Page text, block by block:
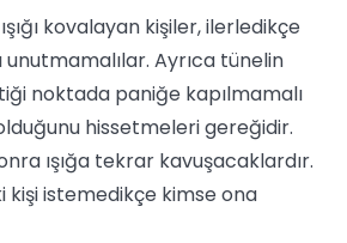
kovalayan kişiler, ilerledikçe
unutmamalılar. Ayrıca tünelin
noktada paniğe kapılmamalı
hissetmeleri gereğidir.
ışığa tekrar kavuşacaklardır.
kişi istemedikçe kimse ona